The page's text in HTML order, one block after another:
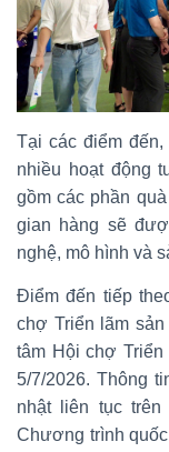
Tại các điểm
nhiều hoạt động
gồm các phần
gian hàng sẽ
nghệ, mô hình và
Điểm đến tiếp
chợ Triển lãm sản
tâm Hội chợ
5/7/2026. Thông
nhật liên tục
Chương trình